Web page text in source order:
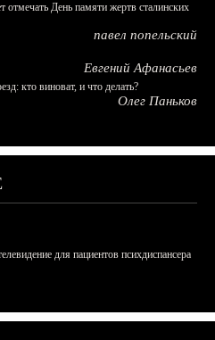
День памяти жертв сталинских
павел попельский
Евгений Афанасьев
кто виноват, и что делать?
Олег Паньков
для пациентов психдиспансера